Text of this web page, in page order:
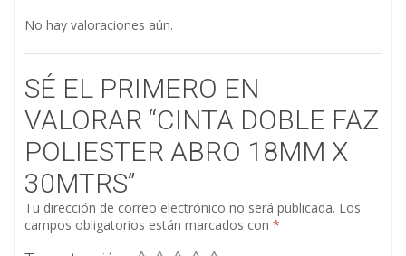
No hay valoraciones aún.
SÉ EL PRIMERO EN
VALORAR “CINTA DOBLE FAZ
POLIESTER ABRO 18MM X
30MTRS”
Tu dirección de correo electrónico no será publicada. Los
campos obligatorios están marcados con *